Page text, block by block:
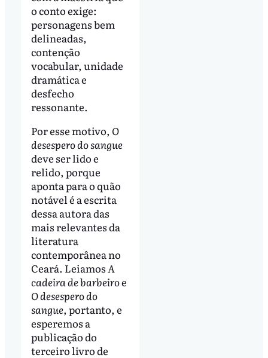
o conto exige:
personagens bem
delineadas,
contenção
vocabular, unidade
dramática e
desfecho
ressonante.
Por esse motivo, O
desespero do sangue
deve ser lido e
relido, porque
aponta para o quão
notável é a escrita
dessa autora das
mais relevantes da
literatura
contemporânea no
Ceará. Leiamos A
cadeira de barbeiroe
O desespero do
sangue, portanto, e
esperemos a
publicação do
terceiro livro de